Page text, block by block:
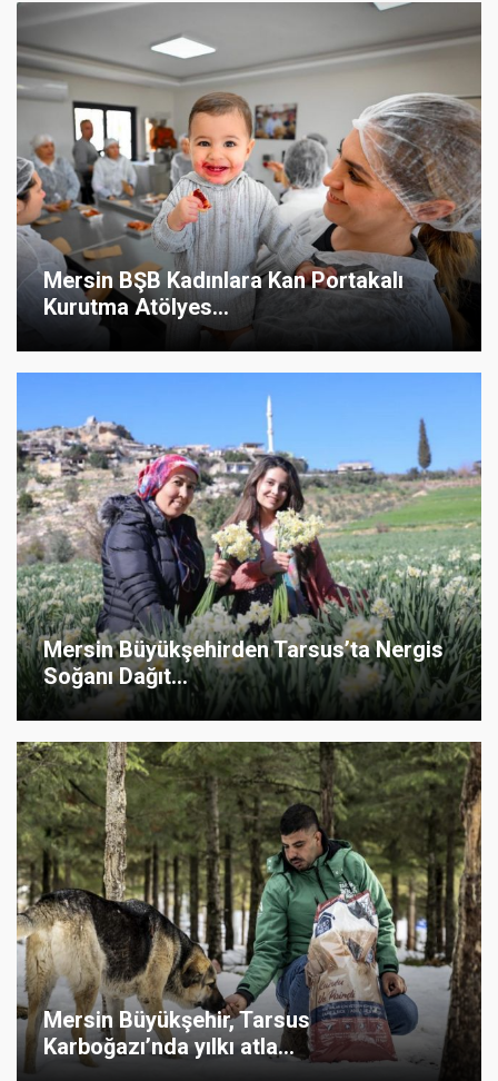
Mersin BŞB Kadınlara Kan Portakalı
Kurutma Atölyes...
Mersin Büyükşehirden Tarsus’ta Nergis
Soğanı Dağıt...
Mersin Büyükşehir, Tarsus
Karboğazı’nda yılkı atla...